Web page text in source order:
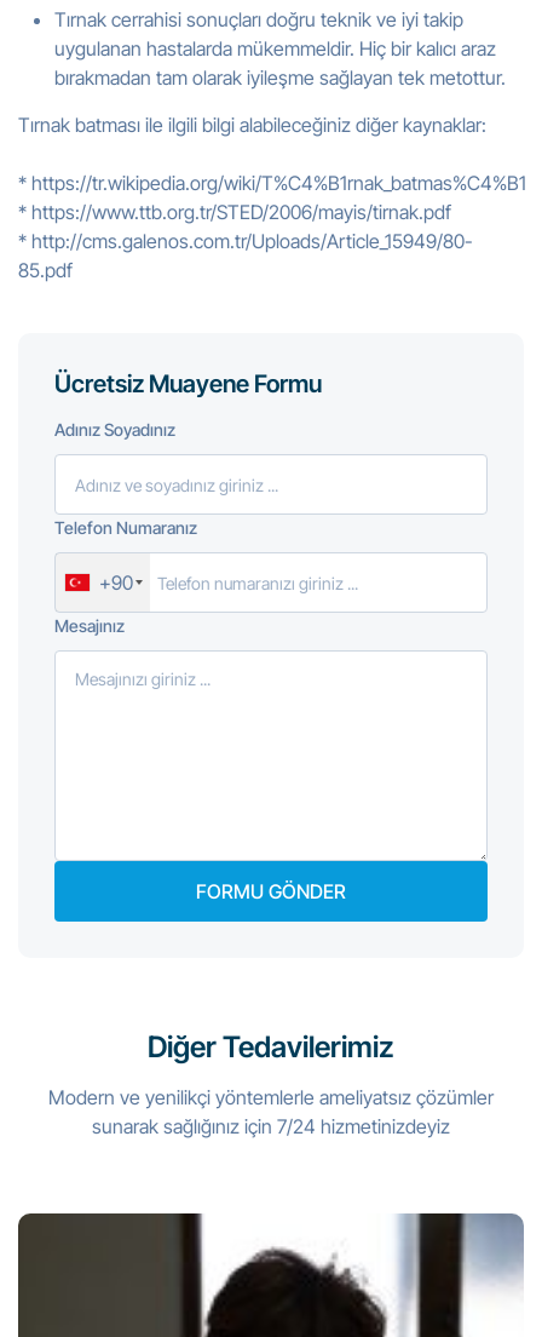
Tırnak cerrahisi sonuçları doğru teknik ve iyi takip
uygulanan hastalarda mükemmeldir. Hiç bir kalıcı araz
bırakmadan tam olarak iyileşme sağlayan tek metottur.
Tırnak batması ile ilgili bilgi alabileceğiniz diğer kaynaklar:
* https://tr.wikipedia.org/wiki/T%C4%B1rnak_batmas%C4%B1
* https://www.ttb.org.tr/STED/2006/mayis/tirnak.pdf
* http://cms.galenos.com.tr/Uploads/Article_15949/80-
85.pdf
Ücretsiz Muayene Formu
Adınız Soyadınız
Telefon Numaranız
+90
Mesajınız
Diğer Tedavilerimiz
Modern ve yenilikçi yöntemlerle ameliyatsız çözümler
sunarak sağlığınız için 7/24 hizmetinizdeyiz